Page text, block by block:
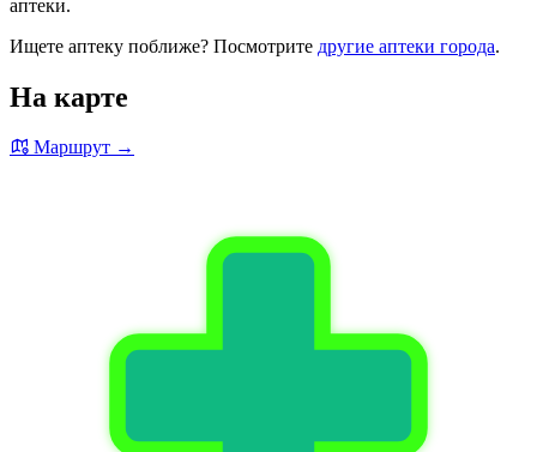
аптеки.
Ищете аптеку поближе? Посмотрите другие аптеки города.
На карте
Маршрут →